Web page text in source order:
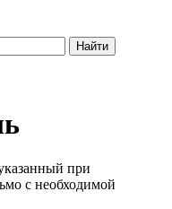
при
с необходимой